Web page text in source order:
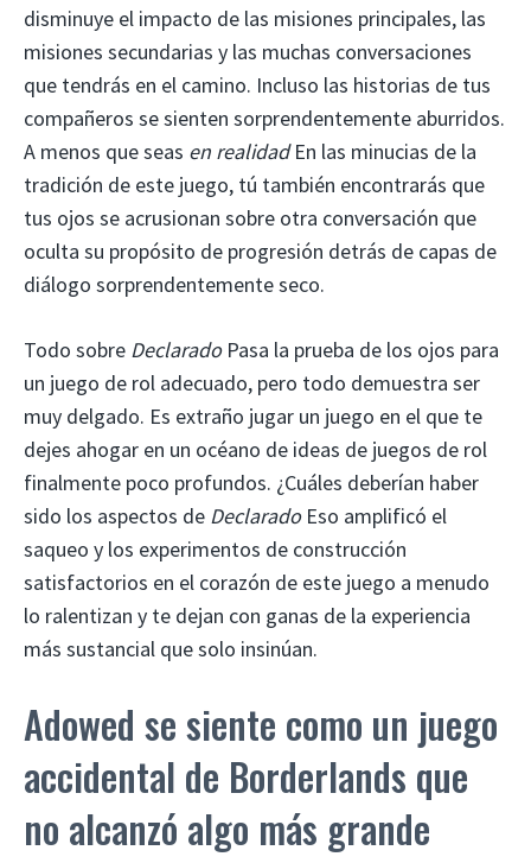
disminuye el impacto de las misiones principales, las
misiones secundarias y las muchas conversaciones
que tendrás en el camino. Incluso las historias de tus
compañeros se sienten sorprendentemente aburridos.
A menos que seas en realidadEn las minucias de la
tradición de este juego, tú también encontrarás que
tus ojos se acrusionan sobre otra conversación que
oculta su propósito de progresión detrás de capas de
diálogo sorprendentemente seco.
Todo sobre DeclaradoPasa la prueba de los ojos para
un juego de rol adecuado, pero todo demuestra ser
muy delgado. Es extraño jugar un juego en el que te
dejes ahogar en un océano de ideas de juegos de rol
finalmente poco profundos. ¿Cuáles deberían haber
sido los aspectos de DeclaradoEso amplificó el
saqueo y los experimentos de construcción
satisfactorios en el corazón de este juego a menudo
lo ralentizan y te dejan con ganas de la experiencia
más sustancial que solo insinúan.
Adowed se siente como un juego
accidental de Borderlands que
no alcanzó algo más grande